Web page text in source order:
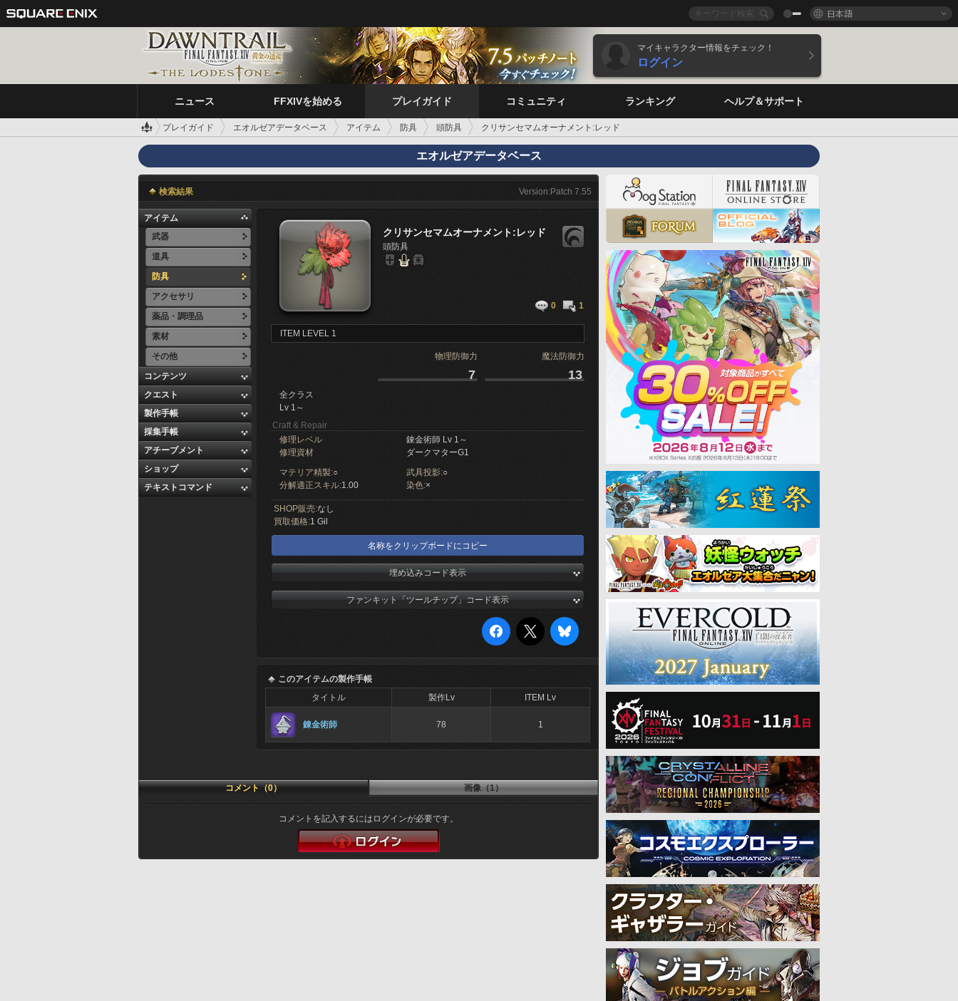
日本語
マイキャラクター情報をチェック！
ログイン
ニュース FFXIVを始める プレイガイド コミュニティ ランキング ヘルプ＆サポート
プレイガイド エオルゼアデータベース アイテム 防具 頭防具 クリサンセマムオーナメント:レッド
エオルゼアデータベース
検索結果 Version:Patch 7.55
アイテム
武器
道具
防具
アクセサリ
薬品・調理品
素材
その他
コンテンツ
クエスト
製作手帳
採集手帳
アチーブメント
ショップ
テキストコマンド
クリサンセマムオーナメント:レッド
頭防具
0 1
ITEM LEVEL 1
物理防御力 魔法防御力
7 13
全クラス
Lv 1～
Craft & Repair
修理レベル
錬金術師 Lv 1～
修理資材
ダークマターG1
マテリア精製:○ 武具投影:○
分解適正スキル:1.00 染色:×
SHOP販売:なし
買取価格:1 Gil
名称をクリップボードにコピー
埋め込みコード表示
ファンキット「ツールチップ」コード表示
このアイテムの製作手帳
タイトル
製作Lv ITEM Lv
錬金術師 78 1
コメント（0） 画像（1）
コメントを記入するにはログインが必要です。